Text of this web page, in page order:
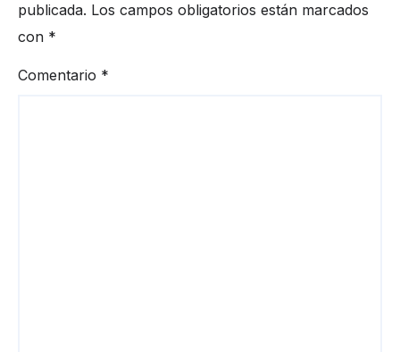
publicada. Los campos obligatorios están marcados
con *
Comentario *